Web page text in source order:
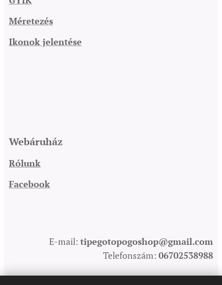
Méretezés
Ikonok jelentése
Webáruház
Rólunk
Facebook
E-mail: tipegotopogoshop@gmail.com
Telefonszám: 06702538988